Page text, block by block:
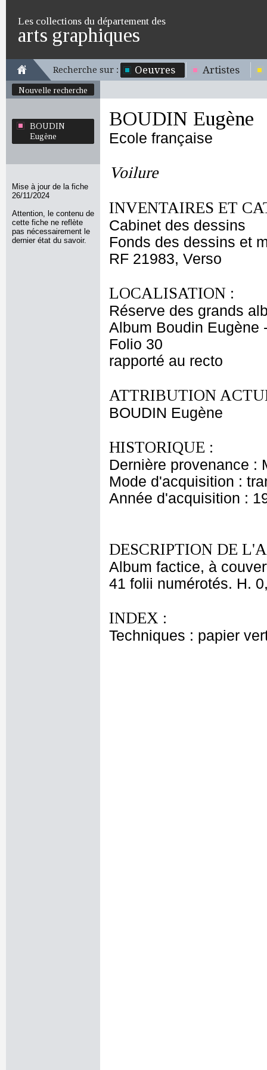
Les collections du département des
arts graphiques
Recherche sur : Oeuvres Artistes
Nouvelle recherche
BOUDIN
Eugène
Mise à jour de la fiche
26/11/2024
Attention, le contenu de
cette fiche ne reflète
pas nécessairement le
dernier état du savoir.
BOUDIN Eugène
Ecole française
Voilure
INVENTAIRES ET
Cabinet des dessins
Fonds des dessins et
RF 21983, Verso
LOCALISATION :
Réserve des grands
Album Boudin Eugène
Folio 30
rapporté au recto
ATTRIBUTION
BOUDIN Eugène
HISTORIQUE :
Dernière provenance :
Mode d'acquisition :
Année d'acquisition :
DESCRIPTION DE
Album factice, à
41 folii numérotés. H.
INDEX :
Techniques : papier